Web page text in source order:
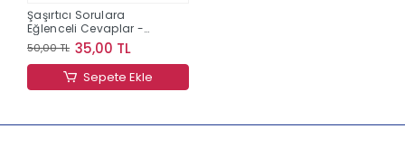
Şaşırtıcı Sorulara
Eğlenceli Cevaplar -
Tarih
50,00 TL 35,00 TL
Sepete Ekle